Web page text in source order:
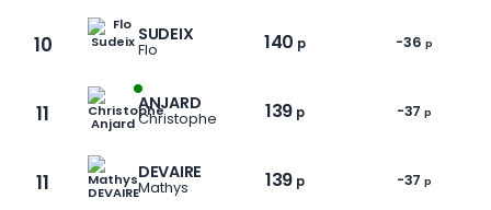
10 SUDEIX
Flo 140 p -36 p
11 ANJARD
Christophe 139 p -37 p
11 DEVAIRE
Mathys 139 p -37 p